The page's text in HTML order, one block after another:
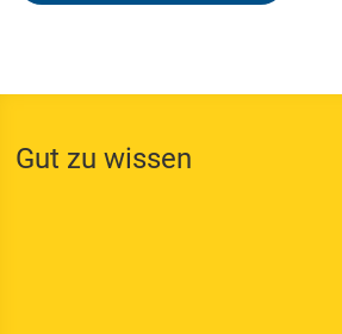
Gut zu wissen
auf sichere Bereiche unserer Website